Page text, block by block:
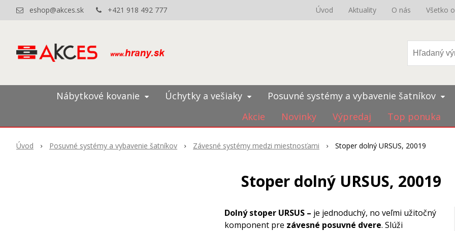
eshop@akces.sk +421 918 492 777 Úvod Aktuality O nás Všetko
Nábytkové kovanie Úchytky a vešiaky
Posuvné systémy a vybavenie šatníkov
Akcie
Novinky Výpredaj Top ponuka
Úvod Posuvné systémy a vybavenie šatníkov Závesné systémy medzi miestnosťami Stoper dolný URSUS, 20019
Stoper dolný URSUS, 20019
Dolný stoper URSUS – je jednoduchý, no veľmi užitočný
komponent pre závesné posuvné dvere. Slúži